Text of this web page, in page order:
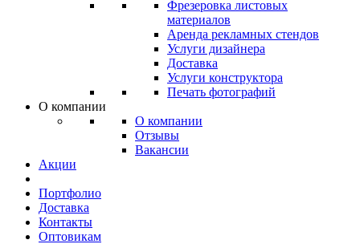
Фрезеровка листовых
материалов
Аренда рекламных стендов
Услуги дизайнера
Доставка
Услуги конструктора
Печать фотографий
О компании
О компании
Отзывы
Вакансии
Акции
Портфолио
Доставка
Контакты
Оптовикам